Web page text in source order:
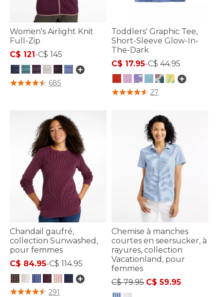
Women's Airlight Knit
Full-Zip
C$ 121-C$ 145
4,7 sur 5 Évaluation des clients
685
Toddlers' Graphic Tee,
Short-Sleeve Glow-In-
The-Dark
C$ 17.95-C$ 44.95
4,1 sur 5 Évaluation des clients
27
Chandail gaufré,
collection Sunwashed,
pour femmes
C$ 84.95-C$ 114.95
3,2 sur 5 Évaluation des clients
291
Chemise à manches
courtes en seersucker, à
rayures, collection
Vacationland, pour
femmes
Price reduced from
C$ 79.95to
C$ 59.95